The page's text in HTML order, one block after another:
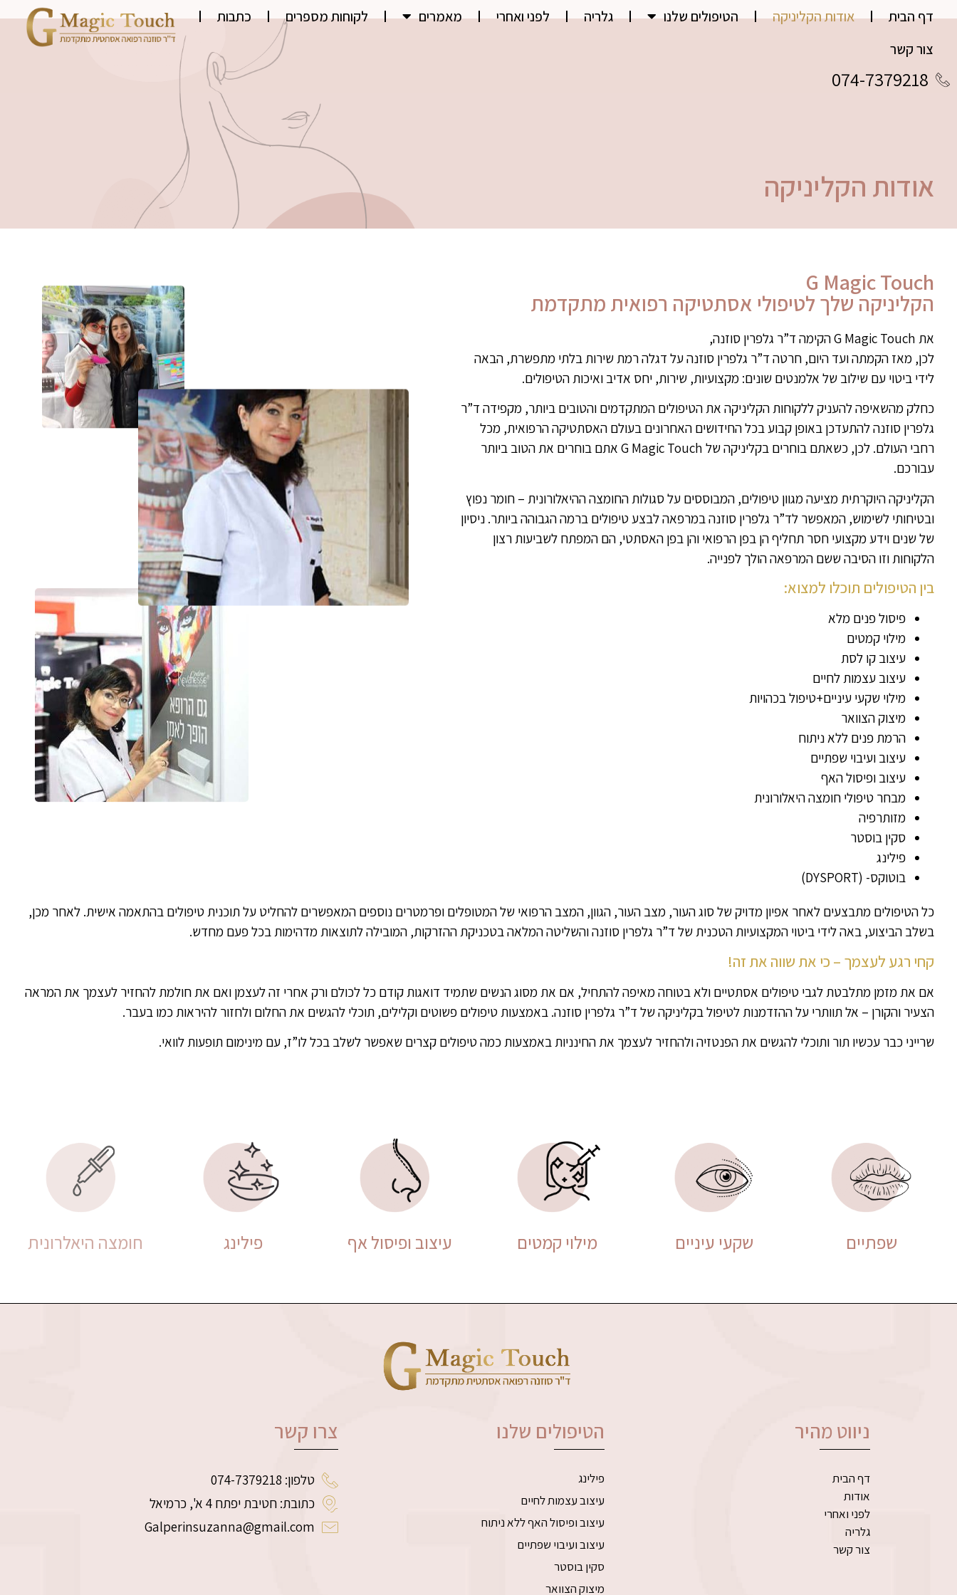
דף הבית אודות הקליניקה הטיפולים שלנו גלריה לפני ואחרי מאמרים לקוחות מספרים
כתבות
צור קשר
074-7379218
אודות הקליניקה
G Magic Touch
הקליניקה שלך לטיפולי אסתטיקה רפואית מתקדמת
את G Magic Touch הקימה ד”ר גלפרין סוזנה,
לכן, מאז הקמתה ועד היום, חרטה ד”ר גלפרין סוזנה על דגלה רמת שירות בלתי מתפשרת, הבאה
לידי ביטוי עם שילוב של אלמנטים שונים: מקצועיות, שירות, יחס אדיב ואיכות הטיפולים.
כחלק מהשאיפה להעניק ללקוחות הקליניקה את הטיפולים המתקדמים והטובים ביותר, מקפידה ד”ר
גלפרין סוזנה להתעדכן באופן קבוע בכל החידושים האחרונים בעולם האסתטיקה הרפואית, מכל
רחבי העולם. לכן, כשאתם בוחרים בקליניקה של G Magic Touch אתם בוחרים את הטוב ביותר
עבורכם.
הקליניקה היוקרתית מציעה מגוון טיפולים, המבוססים על סגולות החומצה ההיאלורונית – חומר נפוץ
ובטיחותי לשימוש, המאפשר לד”ר גלפרין סוזנה במרפאה לבצע טיפולים ברמה הגבוהה ביותר. ניסיון
של שנים וידע מקצועי חסר תחליף הן בפן הרפואי והן בפן האסתטי, הם המפתח לשביעות רצון
הלקוחות וזו הסיבה ששם המרפאה הולך לפנייה.
בין הטיפולים תוכלו למצוא:
פיסול פנים מלא
מילוי קמטים
עיצוב קו לסת
עיצוב עצמות לחיים
מילוי שקעי עיניים+טיפול בכהויות
מיצוק הצוואר
הרמת פנים ללא ניתוח
עיצוב ועיבוי שפתיים
עיצוב ופיסול האף
מבחר טיפולי חומצה היאלורונית
מזותרפיה
סקין בוסטר
פילינג
בוטוקס- (DYSPORT)
כל הטיפולים מתבצעים לאחר אפיון מדויק של סוג העור, מצב העור, הגוון, המצב הרפואי של המטופלים ופרמטרים נוספים המאפשרים להחליט על תוכנית טיפולים בהתאמה אישית. לאחר מכן,
בשלב הביצוע, באה לידי ביטוי המקצועיות הטכנית של ד”ר גלפרין סוזנה והשליטה המלאה בטכניקת ההזרקות, המובילה לתוצאות מדהימות בכל פעם מחדש.
קחי רגע לעצמך – כי את שווה את זה!
אם את מזמן מתלבטת לגבי טיפולים אסתטיים ולא בטוחה מאיפה להתחיל, אם את מסוג הנשים שתמיד דואגות קודם כל לכולם ורק אחרי זה לעצמן ואם את חולמת להחזיר לעצמך את המראה
הצעיר והקורן – אל תוותרי על ההזדמנות לטיפול בקליניקה של ד”ר גלפרין סוזנה. באמצעות טיפולים פשוטים וקלילים, תוכלי להגשים את החלום ולחזור להיראות כמו בעבר.
שרייני כבר עכשיו תור ותוכלי להגשים את הפנטזיה ולהחזיר לעצמך את החינניות באמצעות כמה טיפולים קצרים שאפשר לשלב בכל לו”ז, עם מינימום תופעות לוואי.
שפתיים שקעי עיניים מילוי קמטים עיצוב ופיסול אף פילינג חומצה היאלרונית
ניווט מהיר
דף הבית
אודות
לפני ואחרי
גלריה
צור קשר
הטיפולים שלנו
פילינג
עיצוב עצמות לחיים
עיצוב ופיסול האף ללא ניתוח
עיצוב ועיבוי שפתיים
סקין בוסטר
מיצוק הצוואר
צרו קשר
טלפון: 074-7379218
כתובת: חטיבת יפתח 4 א', כרמיאל
Galperinsuzanna@gmail.com